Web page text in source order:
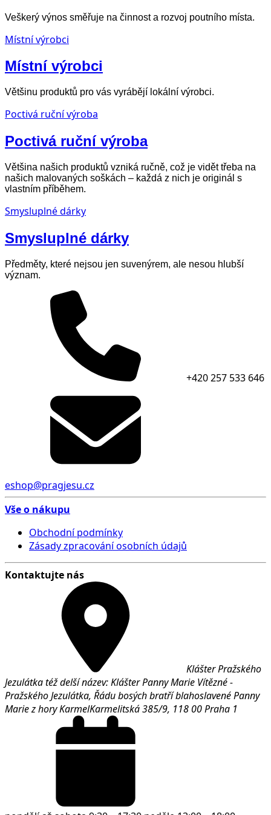
Veškerý výnos směřuje na činnost a rozvoj poutního místa.
Místní výrobci
Místní výrobci
Většinu produktů pro vás vyrábějí lokální výrobci.
Poctivá ruční výroba
Poctivá ruční výroba
Většina našich produktů vzniká ručně, což je vidět třeba na
našich malovaných soškách – každá z nich je originál s
vlastním příběhem.
Smysluplné dárky
Smysluplné dárky
Předměty, které nejsou jen suvenýrem, ale nesou hlubší
význam.
+420 257 533 646
eshop@pragjesu.cz
Vše o nákupu
Obchodní podmínky
Zásady zpracování osobních údajů
Kontaktujte nás
Klášter Pražského
Jezulátka též delší název: Klášter Panny Marie Vítězné -
Pražského Jezulátka, Řádu bosých bratří blahoslavené Panny
Marie z hory KarmelKarmelitská 385/9, 118 00Praha 1